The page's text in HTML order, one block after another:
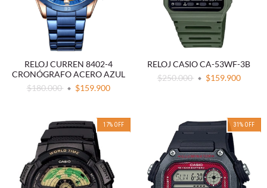
RELOJ CURREN 8402-4
CRONÓGRAFO ACERO AZUL
$180.000
$159.900
RELOJ CASIO CA-53WF-3B
$250.000
$159.900
17% OFF 31 % OFF